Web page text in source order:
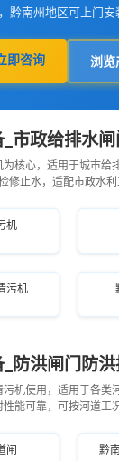
黔南州地区可上门安
即咨询 浏览
市政给排水
核心，适用于城市给
修止水，适配市政水利
机
污机
防洪闸门防
机使用，适用于各
能可靠，可按河道工
闸 黔